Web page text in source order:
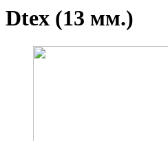
Dtex (13 мм.)